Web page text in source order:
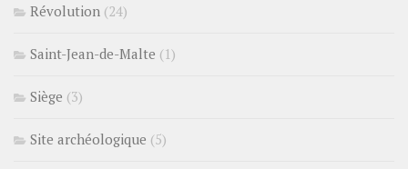
Révolution (24)
Saint-Jean-de-Malte (1)
Siège (3)
Site archéologique (5)